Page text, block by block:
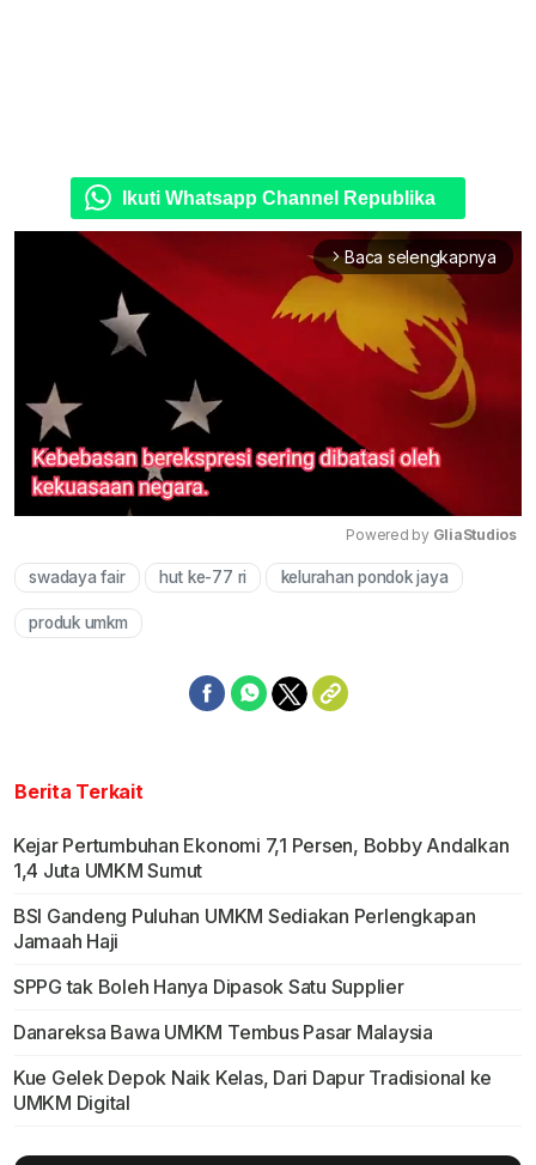
Ikuti Whatsapp Channel Republika
arrow_forward_ios Baca selengkapnya
Mute
Powered by GliaStudios
swadaya fair hut ke-77 ri kelurahan pondok jaya
produk umkm
Berita Terkait
Kejar Pertumbuhan Ekonomi 7,1 Persen, Bobby Andalkan
1,4 Juta UMKM Sumut
BSI Gandeng Puluhan UMKM Sediakan Perlengkapan
Jamaah Haji
SPPG tak Boleh Hanya Dipasok Satu Supplier
Danareksa Bawa UMKM Tembus Pasar Malaysia
Kue Gelek Depok Naik Kelas, Dari Dapur Tradisional ke
UMKM Digital